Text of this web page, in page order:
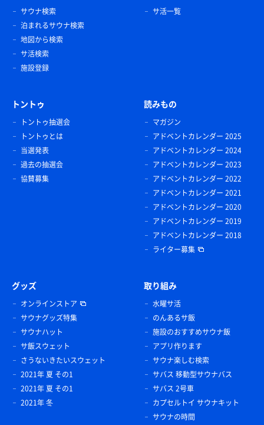
サウナ検索
泊まれるサウナ検索
地図から検索
サ活検索
施設登録
サ活一覧
トントゥ
トントゥ抽選会
トントゥとは
当選発表
過去の抽選会
協賛募集
読みもの
マガジン
アドベントカレンダー 2025
アドベントカレンダー 2024
アドベントカレンダー 2023
アドベントカレンダー 2022
アドベントカレンダー 2021
アドベントカレンダー 2020
アドベントカレンダー 2019
アドベントカレンダー 2018
ライター募集
グッズ
オンラインストア
サウナグッズ特集
サウナハット
サ飯スウェット
さうないきたいスウェット
2021年 夏 その1
2021年 夏 その1
2021年 冬
取り組み
水曜サ活
のんあるサ飯
施設のおすすめサウナ飯
アプリ作ります
サウナ楽しむ検索
サバス 移動型サウナバス
サバス 2号車
カプセルトイ サウナキット
サウナの時間